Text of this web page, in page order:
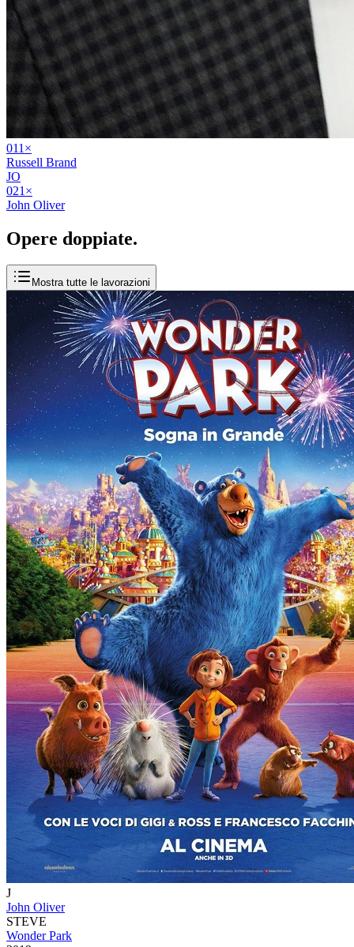
011 ×
Russell Brand
JO
021 ×
John Oliver
Opere doppiate.
Mostra tutte le lavorazioni
J
John Oliver
STEVE
Wonder Park